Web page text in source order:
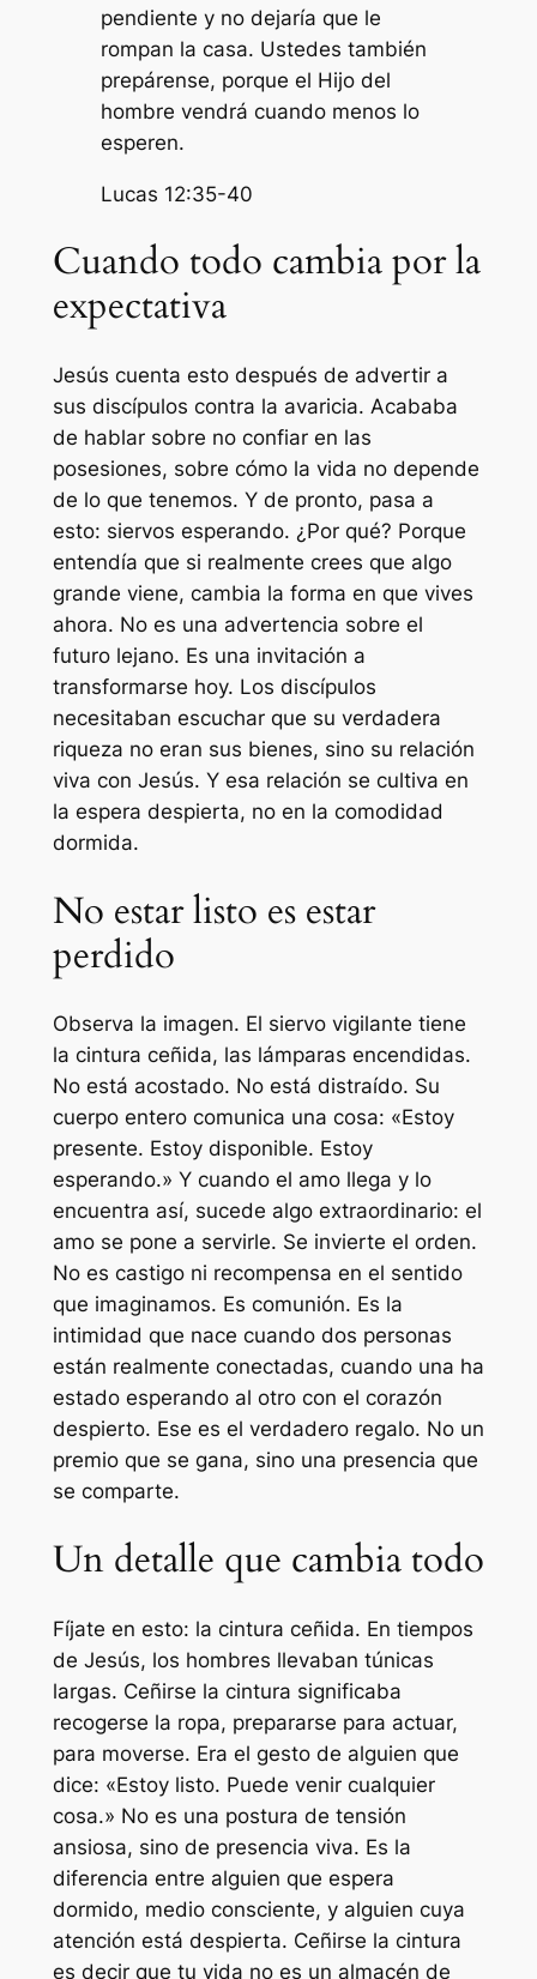
pendiente y no dejaría que le
rompan la casa. Ustedes también
prepárense, porque el Hijo del
hombre vendrá cuando menos lo
esperen.
Lucas 12:35-40
Cuando todo cambia por la
expectativa
Jesús cuenta esto después de advertir a
sus discípulos contra la avaricia. Acababa
de hablar sobre no confiar en las
posesiones, sobre cómo la vida no depende
de lo que tenemos. Y de pronto, pasa a
esto: siervos esperando. ¿Por qué? Porque
entendía que si realmente crees que algo
grande viene, cambia la forma en que vives
ahora. No es una advertencia sobre el
futuro lejano. Es una invitación a
transformarse hoy. Los discípulos
necesitaban escuchar que su verdadera
riqueza no eran sus bienes, sino su relación
viva con Jesús. Y esa relación se cultiva en
la espera despierta, no en la comodidad
dormida.
No estar listo es estar
perdido
Observa la imagen. El siervo vigilante tiene
la cintura ceñida, las lámparas encendidas.
No está acostado. No está distraído. Su
cuerpo entero comunica una cosa: «Estoy
presente. Estoy disponible. Estoy
esperando.» Y cuando el amo llega y lo
encuentra así, sucede algo extraordinario: el
amo se pone a servirle. Se invierte el orden.
No es castigo ni recompensa en el sentido
que imaginamos. Es comunión. Es la
intimidad que nace cuando dos personas
están realmente conectadas, cuando una ha
estado esperando al otro con el corazón
despierto. Ese es el verdadero regalo. No un
premio que se gana, sino una presencia que
se comparte.
Un detalle que cambia todo
Fíjate en esto: la cintura ceñida. En tiempos
de Jesús, los hombres llevaban túnicas
largas. Ceñirse la cintura significaba
recogerse la ropa, prepararse para actuar,
para moverse. Era el gesto de alguien que
dice: «Estoy listo. Puede venir cualquier
cosa.» No es una postura de tensión
ansiosa, sino de presencia viva. Es la
diferencia entre alguien que espera
dormido, medio consciente, y alguien cuya
atención está despierta. Ceñirse la cintura
es decir que tu vida no es un almacén de